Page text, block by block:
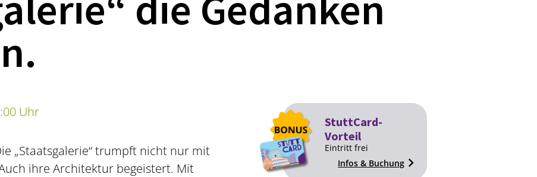
Uhr
„Staatsgalerie“ trumpft nicht nur mit
ihre Architektur begeistert. Mit
StuttCard-
Vorteil
Eintritt frei
Infos & Buchung